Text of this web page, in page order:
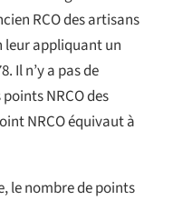
RCO des artisans
leur appliquant un
Il n’y a pas de
NRCO des
NRCO équivaut à
le nombre de points